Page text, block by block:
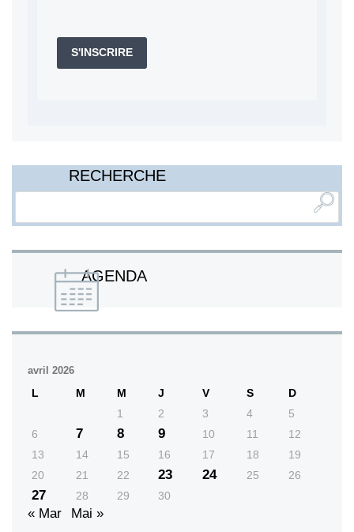
S'INSCRIRE
RECHERCHE
AGENDA
avril 2026
L M M J V S
D
1
2 3 4
5
6
7 8 9 10 11
12
13
14 15 16 17 18
19
20
21 22 23 24 25 26
27 28 29 30
« Mar Mai »